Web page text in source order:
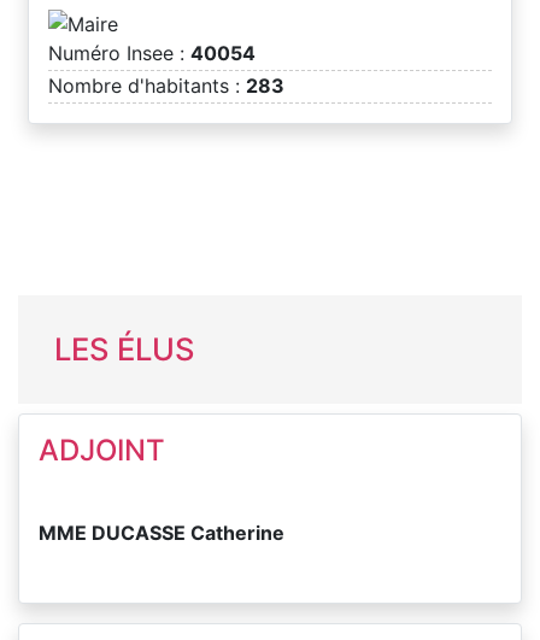
Numéro Insee : 40054
Nombre d'habitants : 283
LES ÉLUS
ADJOINT
MME DUCASSE Catherine